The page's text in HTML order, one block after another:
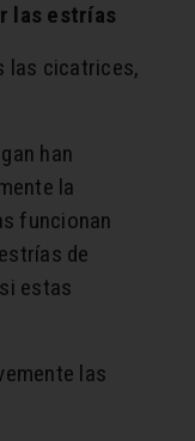
las estrías
las cicatrices,
han
la
funcionan
de
estas
las